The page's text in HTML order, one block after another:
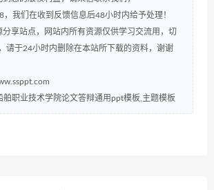
我们在收到反馈信息后48小时内给予处理！
分享站点，网站内所有资源仅供学习交流用，切
请于24小时内删除在本站所下载的资料，谢谢
舶职业技术学院论文答辩通用ppt模板,主题模板